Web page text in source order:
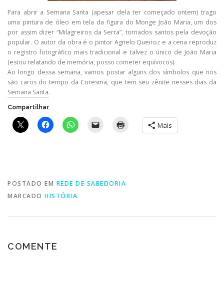
Para abrir a Semana Santa (apesar dela ter começado ontem) trago
uma pintura de óleo em tela da figura do Monge João Maria, um dos
por assim dizer “Milagreiros da Serra”, tornados santos pela devoção
popular. O autor da obra é o pintor Agnelo Queiroz e a cena reproduz
o registro fotográfico mais tradicional e talvez o único de João Maria
(estou relatando de memória, posso cometer equívocos).
Ao longo dessa semana, vamos postar alguns dos símbolos que nos
são caros do tempo da Coresma, que tem seu zênite nesses dias da
Semana Santa.
Compartilhar
Mais
POSTADO EM REDE DE SABEDORIA
MARCADO HISTÓRIA
COMENTE